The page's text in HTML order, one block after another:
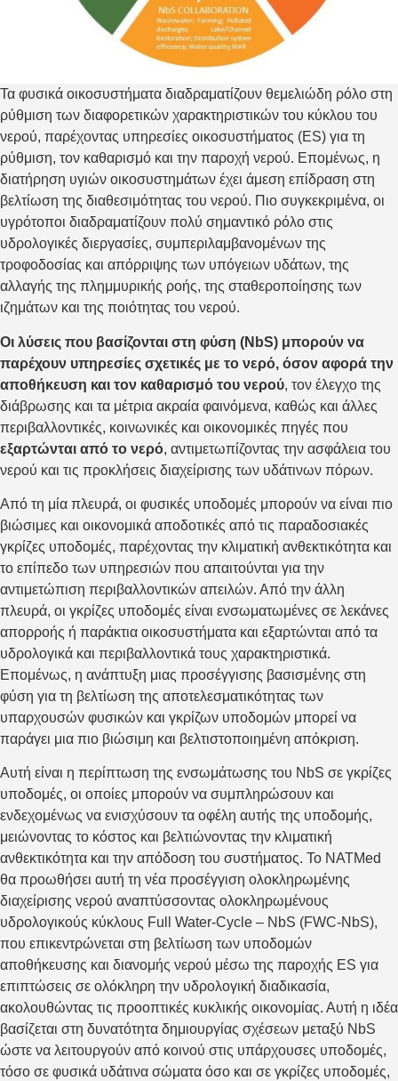
Τα φυσικά οικοσυστήματα διαδραματίζουν θεμελιώδη ρόλο στη
ρύθμιση των διαφορετικών χαρακτηριστικών του κύκλου του
νερού, παρέχοντας υπηρεσίες οικοσυστήματος (ES) για τη
ρύθμιση, τον καθαρισμό και την παροχή νερού. Επομένως, η
διατήρηση υγιών οικοσυστημάτων έχει άμεση επίδραση στη
βελτίωση της διαθεσιμότητας του νερού. Πιο συγκεκριμένα, οι
υγρότοποι διαδραματίζουν πολύ σημαντικό ρόλο στις
υδρολογικές διεργασίες, συμπεριλαμβανομένων της
τροφοδοσίας και απόρριψης των υπόγειων υδάτων, της
αλλαγής της πλημμυρικής ροής, της σταθεροποίησης των
ιζημάτων και της ποιότητας του νερού.
Οι λύσεις που βασίζονται στη φύση (NbS) μπορούν να
παρέχουν υπηρεσίες σχετικές με το νερό, όσον αφορά την
αποθήκευση και τον καθαρισμό του νερού, τον έλεγχο της
διάβρωσης και τα μέτρια ακραία φαινόμενα, καθώς και άλλες
περιβαλλοντικές, κοινωνικές και οικονομικές πηγές που
εξαρτώνται από το νερό, αντιμετωπίζοντας την ασφάλεια του
νερού και τις προκλήσεις διαχείρισης των υδάτινων πόρων.
Από τη μία πλευρά, οι φυσικές υποδομές μπορούν να είναι πιο
βιώσιμες και οικονομικά αποδοτικές από τις παραδοσιακές
γκρίζες υποδομές, παρέχοντας την κλιματική ανθεκτικότητα και
το επίπεδο των υπηρεσιών που απαιτούνται για την
αντιμετώπιση περιβαλλοντικών απειλών. Από την άλλη
πλευρά, οι γκρίζες υποδομές είναι ενσωματωμένες σε λεκάνες
απορροής ή παράκτια οικοσυστήματα και εξαρτώνται από τα
υδρολογικά και περιβαλλοντικά τους χαρακτηριστικά.
Επομένως, η ανάπτυξη μιας προσέγγισης βασισμένης στη
φύση για τη βελτίωση της αποτελεσματικότητας των
υπαρχουσών φυσικών και γκρίζων υποδομών μπορεί να
παράγει μια πιο βιώσιμη και βελτιστοποιημένη απόκριση.
Αυτή είναι η περίπτωση της ενσωμάτωσης του NbS σε γκρίζες
υποδομές, οι οποίες μπορούν να συμπληρώσουν και
ενδεχομένως να ενισχύσουν τα οφέλη αυτής της υποδομής,
μειώνοντας το κόστος και βελτιώνοντας την κλιματική
ανθεκτικότητα και την απόδοση του συστήματος. Το NATMed
θα προωθήσει αυτή τη νέα προσέγγιση ολοκληρωμένης
διαχείρισης νερού αναπτύσσοντας ολοκληρωμένους
υδρολογικούς κύκλους Full Water-Cycle – NbS (FWC-NbS),
που επικεντρώνεται στη βελτίωση των υποδομών
αποθήκευσης και διανομής νερού μέσω της παροχής ES για
επιπτώσεις σε ολόκληρη την υδρολογική διαδικασία,
ακολουθώντας τις προοπτικές κυκλικής οικονομίας. Αυτή η ιδέα
βασίζεται στη δυνατότητα δημιουργίας σχέσεων μεταξύ NbS
ώστε να λειτουργούν από κοινού στις υπάρχουσες υποδομές,
τόσο σε φυσικά υδάτινα σώματα όσο και σε γκρίζες υποδομές,